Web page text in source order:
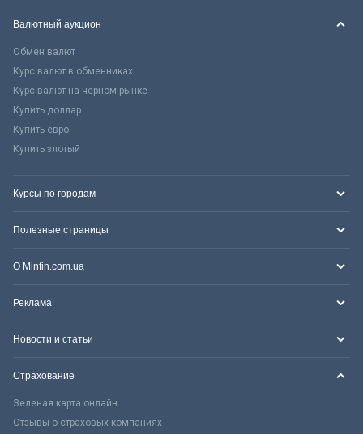
Валютный аукцион
Обмен валют
Курс валют в обменниках
Курс валют на черном рынке
Купить доллар
Купить евро
Купить злотый
Курсы по городам
Полезные страницы
О Minfin.com.ua
Реклама
Новости и статьи
Страхование
Зеленая карта онлайн
Отзывы о страховых компаниях